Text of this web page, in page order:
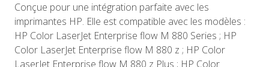
Conçue pour une intégration parfaite avec les
imprimantes HP. Elle est compatible avec les modèles :
HP Color LaserJet Enterprise flow M 880 Series ; HP
Color LaserJet Enterprise flow M 880 z ; HP Color
LaserJet Enterprise flow M 880 z Plus ; HP Color